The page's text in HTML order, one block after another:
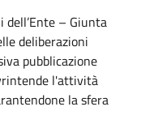
dell’Ente – Giunta
deliberazioni
pubblicazione
l'attività
la sfera